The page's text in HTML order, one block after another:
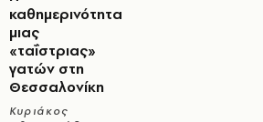
καθημερινότητα
μιας
«ταΐστριας»
γατών στη
Θεσσαλονίκη
Κυριάκος